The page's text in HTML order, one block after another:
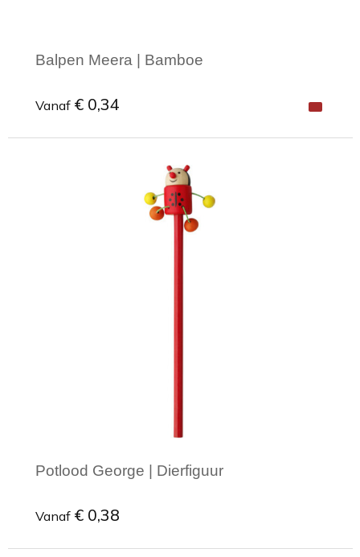
Balpen Meera | Bamboe
Vanaf € 0,34
Minimale afname: 1
Potlood George | Dierfiguur
Vanaf € 0,38